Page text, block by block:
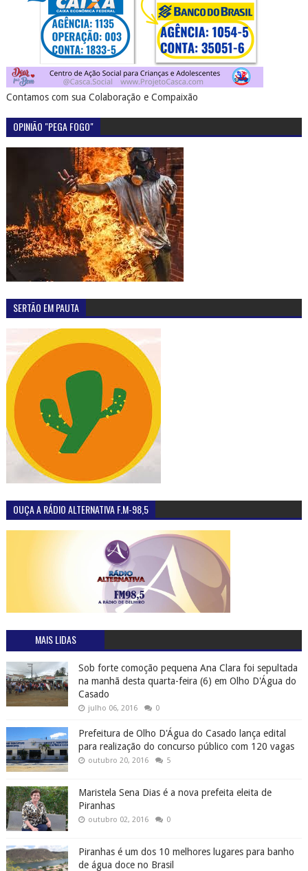
Contamos com sua Colaboração e Compaixão
OPINIÃO "PEGA FOGO"
SERTÃO EM PAUTA
OUÇA A RÁDIO ALTERNATIVA F.M-98,5
MAIS LIDAS
Sob forte comoção pequena Ana Clara foi sepultada
na manhã desta quarta-feira (6) em Olho D'Água do
Casado
julho 06, 2016 0
Prefeitura de Olho D'Água do Casado lança edital
para realização do concurso público com 120 vagas
outubro 20, 2016 5
Maristela Sena Dias é a nova prefeita eleita de
Piranhas
outubro 02, 2016 0
Piranhas é um dos 10 melhores lugares para banho
de água doce no Brasil